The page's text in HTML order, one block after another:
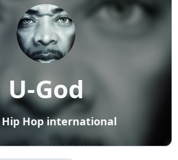
U-God
Hip Hop international